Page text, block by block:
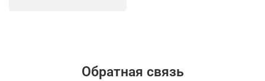
Обратная связь